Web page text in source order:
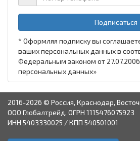
Подписаться
* Оформляя подписку вы
ваших персональных данных в
Федеральным законом от
персональных данных»
2016-2026 © Россия, Краснодар,
ООО Глобалтрейд, ОГРН 1115476075923
ИНН 5403330025 / КПП 540501001